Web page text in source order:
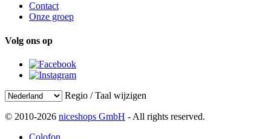
Contact
Onze groep
Volg ons op
Regio / Taal wijzigen
© 2010-2026 niceshops GmbH - All rights reserved.
Colofon